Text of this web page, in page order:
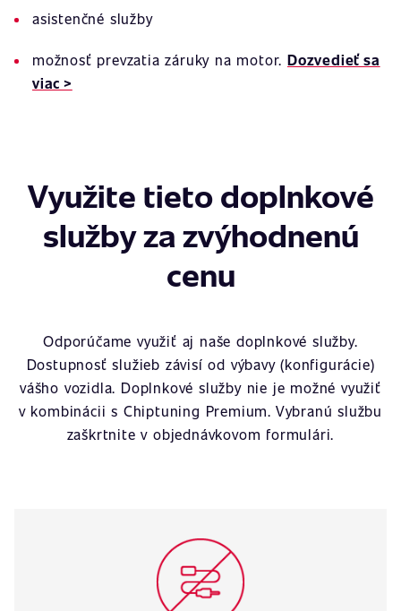
asistenčné služby
možnosť prevzatia záruky na motor. Dozvedieť sa
viac >
Využite tieto doplnkové
služby za zvýhodnenú
cenu
Odporúčame využiť aj naše doplnkové služby.
Dostupnosť služieb závisí od výbavy (konfigurácie)
vášho vozidla. Doplnkové služby nie je možné využiť
v kombinácii s Chiptuning Premium. Vybranú službu
zaškrtnite v objednávkovom formulári.